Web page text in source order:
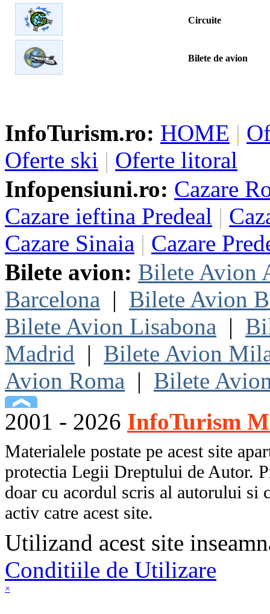
Circuite
Bilete de avion
InfoTurism.ro: HOME |
Oferte ski | Oferte litoral
Infopensiuni.ro: Cazare
Cazare ieftina Predeal |
Cazare Sinaia | Cazare
Bilete avion: Bilete Avion
Barcelona | Bilete Avion
Bilete Avion Lisabona |
Madrid | Bilete Avion
Avion Roma | Bilete
2001 - 2026 InfoTurism
Materialele postate pe acest site
protectia Legii Dreptului de Autor.
doar cu acordul scris al autorului si
activ catre acest site.
Utilizand acest site
Conditiile de Utilizare
×